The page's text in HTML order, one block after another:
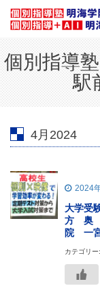
個別指導
駅
4月2024
2024
大学受
方 奥
院 一宮
カテゴリ